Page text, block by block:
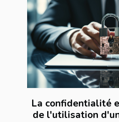
La confidentialité
de l'utilisation